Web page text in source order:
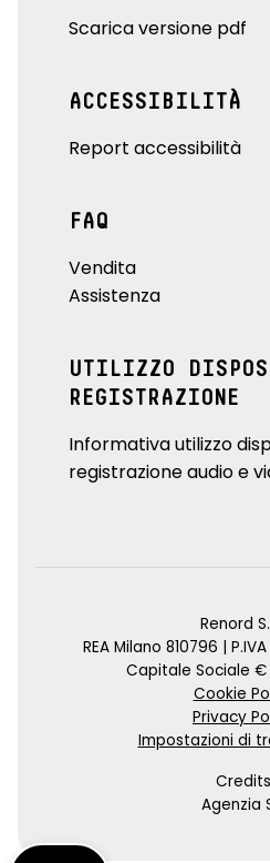
Scarica versione pdf
ACCESSIBILITÀ
Report accessibilità
FAQ
Vendita
Assistenza
UTILIZZO
REGISTRAZIONE
Informativa utilizzo
registrazione audio e
Renord
REA Milano 810796 |
Capitale Sociale
Cookie
Privacy
Impostazioni di
Credits
Agenzia